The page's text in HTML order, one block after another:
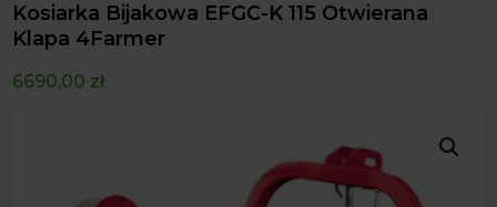
biuro@ ...
Kosiarka Bijakowa EFGC-K 115 Otwierana
Klapa 4Farmer
6690,00 zł